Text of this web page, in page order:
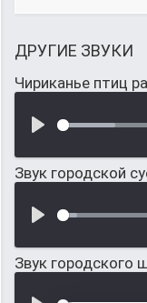
ДРУГИЕ ЗВУКИ
Чириканье птиц
Звук городской
Звук городского